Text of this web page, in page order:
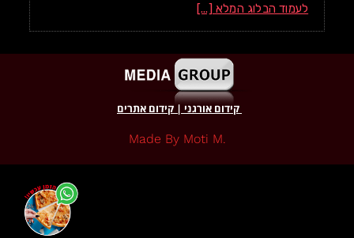
לעמוד הבלוג המלא [...]
קידום אורגני | קידום אתרים
.made By Moti M